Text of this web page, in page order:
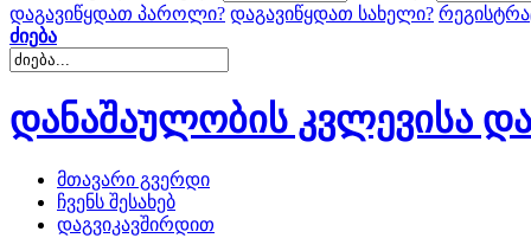
დაგავიწყდათ პაროლი? დაგავიწყდათ სახელი?
ძიება
დანაშაულობის კვლევისა
მთავარი გვერდი
ჩვენს შესახებ
დაგვიკავშირდით